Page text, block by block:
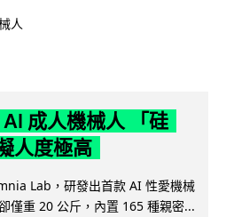
人
成人機械人 「硅
人度極高
Lab，研發出首款 AI 性愛機械
僅重 20 公斤，內置 165 種親密...